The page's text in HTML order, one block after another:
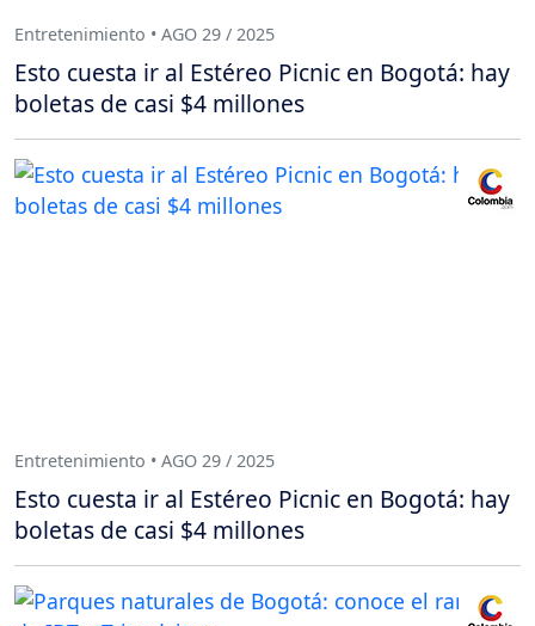
Entretenimiento • AGO 29 / 2025
Esto cuesta ir al Estéreo Picnic en Bogotá: hay
boletas de casi $4 millones
Entretenimiento • AGO 29 / 2025
Esto cuesta ir al Estéreo Picnic en Bogotá: hay
boletas de casi $4 millones